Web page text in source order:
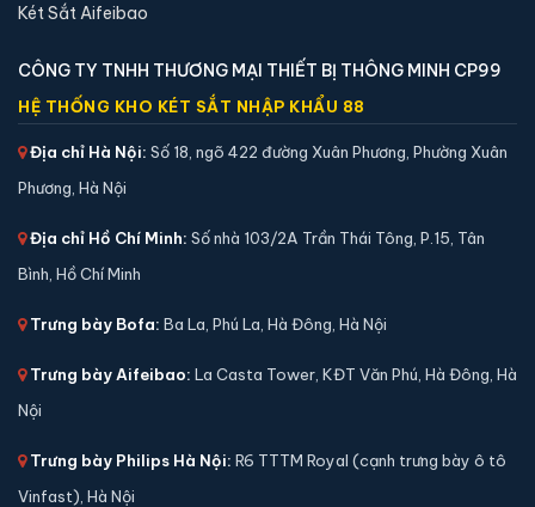
⚖️ Trọng lượng:20 kg
🔒 Khoá:
Khóa điện tử
🛡️ Bảo hành:
4,800,000 đ
Xem chi tiết →
Két Sắt Aifeibao
CÔNG TY TNHH THƯƠNG MẠI THIẾT BỊ THÔNG MINH CP99
HỆ THỐNG KHO KÉT SẮT NHẬP KHẨU 88
Địa chỉ Hà Nội: Số 18, ngõ 422 đường Xuân Phương, Phường Xuân
Phương, Hà Nội
Địa chỉ Hồ Chí Minh: Số nhà 103/2A Trần Thái Tông, P.15, Tân
Bình, Hồ Chí Minh
Trưng bày Bofa: Ba La, Phú La, Hà Đông, Hà Nội
Trưng bày Aifeibao: La Casta Tower, KĐT Văn Phú, Hà Đông, Hà
Nội
Trưng bày Philips Hà Nội: R6 TTTM Royal (cạnh trưng bày ô tô
Vinfast), Hà Nội